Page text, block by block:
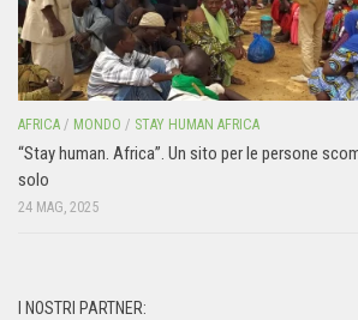
AFRICA / MONDO / STAY HUMAN AFRICA
“Stay human. Africa”. Un sito per le persone
solo
24 MAG, 2025
I NOSTRI PARTNER: